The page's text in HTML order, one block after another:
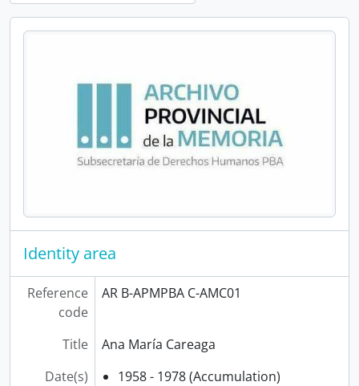
Identity area
Reference
code
AR B-APMPBA C-AMC01
Title
Ana María Careaga
Date(s)
1958 - 1978 (Accumulation)